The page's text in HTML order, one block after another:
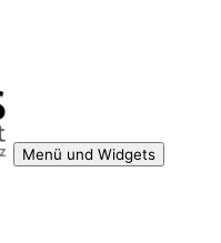
undrechtssicher
Menü und Widgets